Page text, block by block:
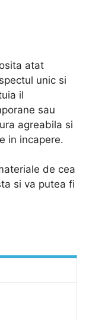
atat
unic si
il
sau
agreabila si
in incapere.
de cea
si va putea fi